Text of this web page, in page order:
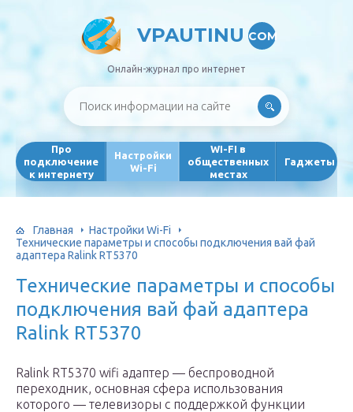
VPAUTINU COM
Онлайн-журнал про интернет
Про
подключение
к интернету
Настройки
Wi-Fi
WI-FI в
общественных
местах
Гаджеты
Главная
Настройки Wi-Fi
Технические параметры и способы подключения вай фай
адаптера Ralink RT5370
Технические параметры и способы
подключения вай фай адаптера
Ralink RT5370
Ralink RT5370 wifi адаптер — беспроводной
переходник, основная сфера использования
которого — телевизоры с поддержкой функции